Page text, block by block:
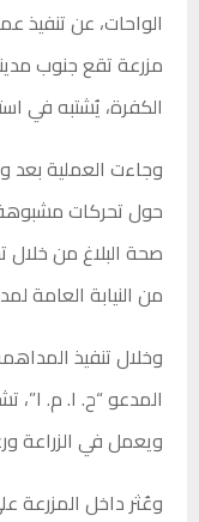
الواحات، عن تنفيذ
مزرعة تقع جنوب
الكفرة، يُشتبه في
وجاءت العملية
حول تحركات
صحة البلاغ من
من النيابة العامة
وخلال تنفيذ
ويعمل في الزراعة
وعُثر داخل المزرعة